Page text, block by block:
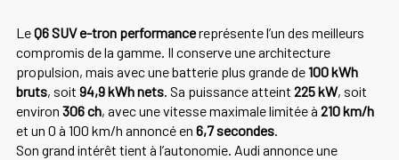
LeQ6 SUV e-tron performancereprésente l’un des meilleurs
compromis de la gamme. Il conserve une architecture
propulsion, mais avec une batterie plus grande de100 kWh
bruts, soit 94,9 kWh nets. Sa puissance atteint 225 kW, soit
environ 306 ch, avec une vitesse maximale limitée à 210 km/h
et un 0 à 100 km/h annoncé en 6,7 secondes.
Son grand intérêt tient à l’autonomie. Audi annonce une